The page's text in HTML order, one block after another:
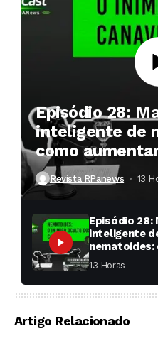
Episódio 28:
inteligente de
como
produtividade
Revista RPanews 13
Episódio 28:
inteligente
nematoides:
aumentar a
soqueiras?
13 Horas ⁮
Artigo Relacionado